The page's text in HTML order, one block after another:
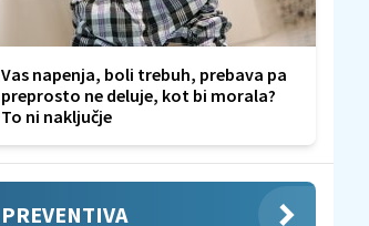
Vas napenja, boli trebuh, prebava pa
preprosto ne deluje, kot bi morala?
To ni naključje
PREVENTIVA